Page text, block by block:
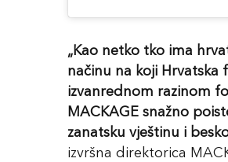
„Kao netko tko ima
načinu na koji Hrvatska
izvanrednom razinom
MACKAGE snažno
zanatsku vještinu i
izvršna direktorica